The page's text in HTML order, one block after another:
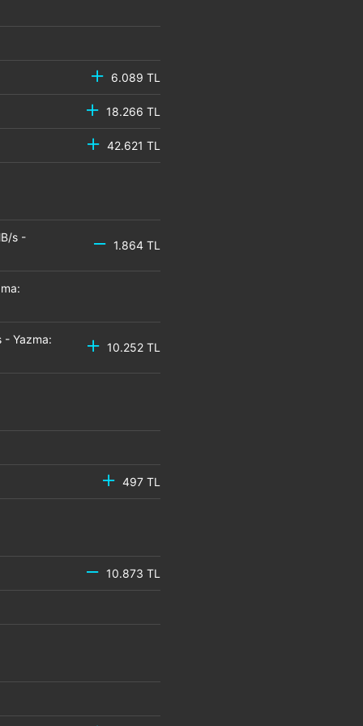
6.089 TL
18.266 TL
42.621 TL
s -
1.864 TL
- Yazma:
10.252 TL
497 TL
10.873 TL